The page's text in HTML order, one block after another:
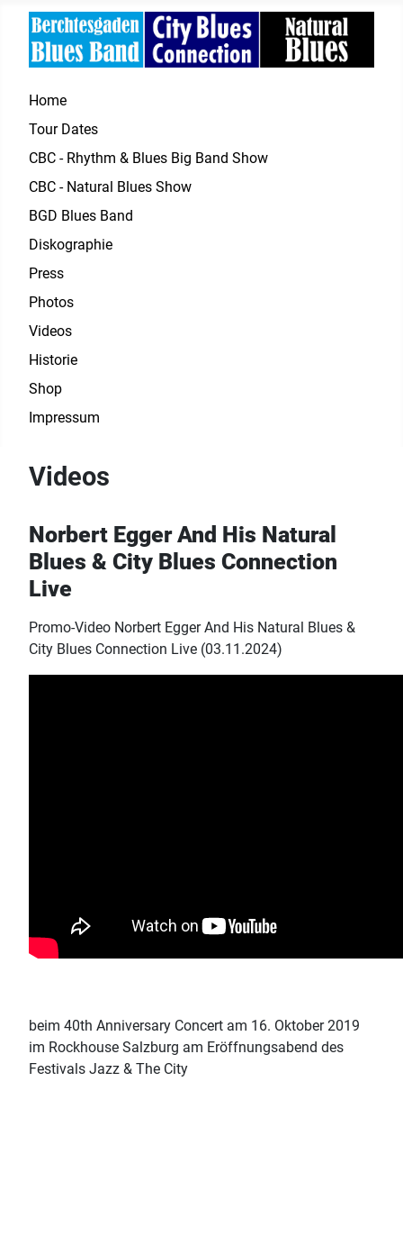
Home
Tour Dates
CBC - Rhythm & Blues Big Band Show
CBC - Natural Blues Show
BGD Blues Band
Diskographie
Press
Photos
Videos
Historie
Shop
Impressum
Videos
Norbert Egger And His Natural
Blues & City Blues Connection
Live
Promo-Video Norbert Egger And His Natural Blues &
City Blues Connection Live (03.11.2024)
beim 40th Anniversary Concert am 16. Oktober 2019
im Rockhouse Salzburg am Eröffnungsabend des
Festivals Jazz & The City